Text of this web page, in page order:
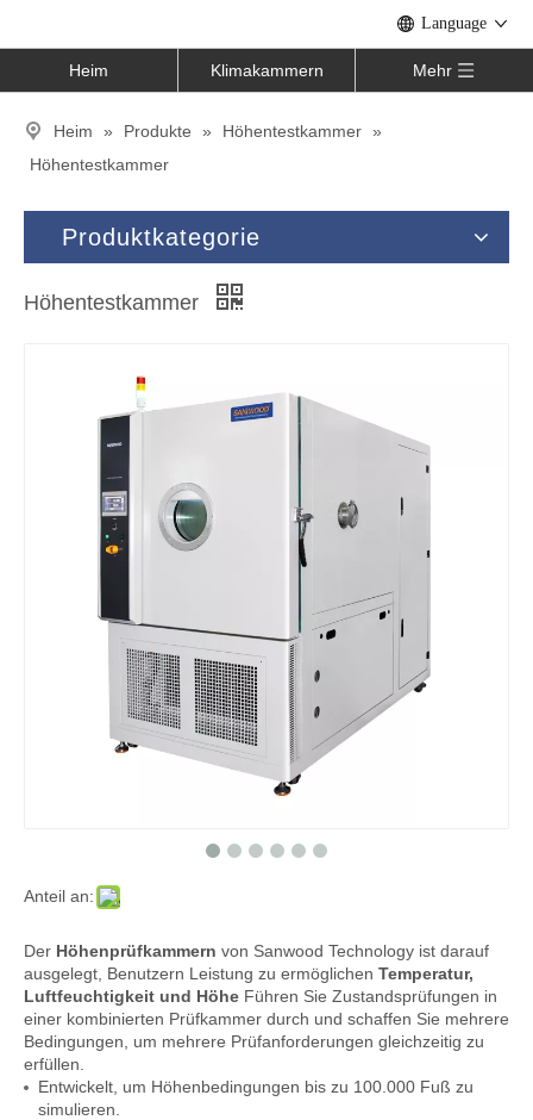
Language
Heim Klimakammern Mehr
Heim » Produkte » Höhentestkammer »
Höhentestkammer
Produktkategorie
Höhentestkammer
Anteil an:
Der Höhenprüfkammern von Sanwood Technology ist darauf
ausgelegt, Benutzern Leistung zu ermöglichen Temperatur,
Luftfeuchtigkeit und Höhe Führen Sie Zustandsprüfungen in
einer kombinierten Prüfkammer durch und schaffen Sie mehrere
Bedingungen, um mehrere Prüfanforderungen gleichzeitig zu
erfüllen.
Entwickelt, um Höhenbedingungen bis zu 100.000 Fuß zu
simulieren.